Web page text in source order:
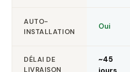
AUTO-
INSTALLATION
Oui
DÉLAI DE
LIVRAISON
~45